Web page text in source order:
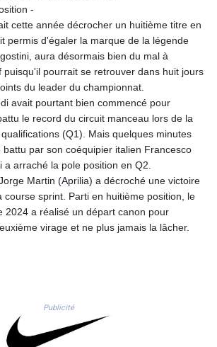
LVL 0.60489
LYD 6.341738
MAD 9.29222
MDL 17.337716
MGA
4254.638239
MKD 53.215413
MMK
2099.750695
MNT
3597.347644
MOP 8.056654
MRU 40.080439
MUR 47.070378
-
cette année décrocher un huitième titre en
permis d'égaler la marque de la légende
aura désormais bien du mal à
puisqu'il pourrait se retrouver dans huit jours
du leader du championnat.
avait pourtant bien commencé pour
le record du circuit manceau lors de la
(Q1). Mais quelques minutes
battu par son coéquipier italien Francesco
a arraché la pole position en Q2.
Martin (Aprilia) a décroché une victoire
course sprint. Parti en huitième position, le
2024 a réalisé un départ canon pour
virage et ne plus jamais la lâcher.
Publicité